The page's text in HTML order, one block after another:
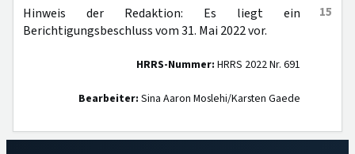
15
Hinweis der Redaktion: Es liegt ein
Berichtigungsbeschluss vom 31. Mai 2022 vor.
HRRS-Nummer: HRRS 2022 Nr. 691
Bearbeiter: Sina Aaron Moslehi/Karsten Gaede